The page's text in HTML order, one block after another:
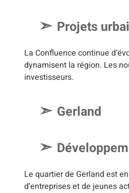
Projets
La Confluence continue
dynamisent la région. Les
investisseurs.
Gerland
Le quartier de Gerland est
d’entreprises et de jeunes